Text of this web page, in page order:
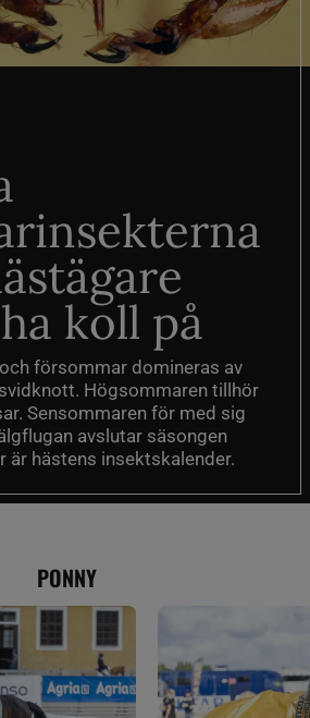
koll på
försommar domineras av
Högsommaren tillhör
Sensommaren för med sig
avslutar säsongen
är hästens insektskalender.
PONNY